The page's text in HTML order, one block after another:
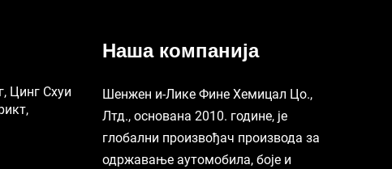
Цинг Схуи
Наша компанија
Шенжен и-Лике Фине Хемицал Цо.,
Лтд., основана 2010. године, је
глобални произвођач производа за
одржавање аутомобила, боје и